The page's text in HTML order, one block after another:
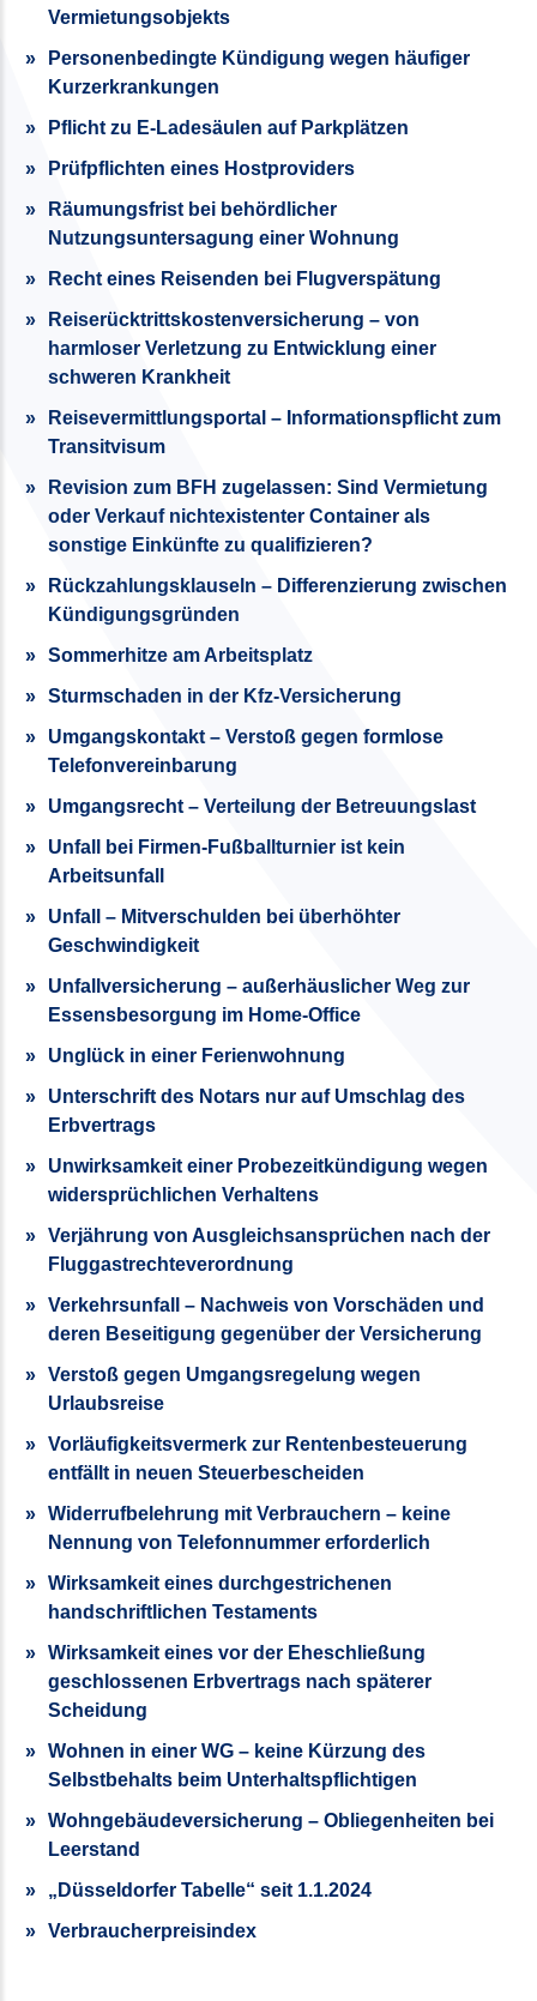
Vermietungsobjekts
Personenbedingte Kündigung wegen häufiger
Kurzerkrankungen
Pflicht zu E-Ladesäulen auf Parkplätzen
Prüfpflichten eines Hostproviders
Räumungsfrist bei behördlicher
Nutzungsuntersagung einer Wohnung
Recht eines Reisenden bei Flugverspätung
Reiserücktrittskostenversicherung – von
harmloser Verletzung zu Entwicklung einer
schweren Krankheit
Reisevermittlungsportal – Informationspflicht zum
Transitvisum
Revision zum BFH zugelassen: Sind Vermietung
oder Verkauf nichtexistenter Container als
sonstige Einkünfte zu qualifizieren?
Rückzahlungsklauseln – Differenzierung zwischen
Kündigungsgründen
Sommerhitze am Arbeitsplatz
Sturmschaden in der Kfz-Versicherung
Umgangskontakt – Verstoß gegen formlose
Telefonvereinbarung
Umgangsrecht – Verteilung der Betreuungslast
Unfall bei Firmen-Fußballturnier ist kein
Arbeitsunfall
Unfall – Mitverschulden bei überhöhter
Geschwindigkeit
Unfallversicherung – außerhäuslicher Weg zur
Essensbesorgung im Home-Office
Unglück in einer Ferienwohnung
Unterschrift des Notars nur auf Umschlag des
Erbvertrags
Unwirksamkeit einer Probezeitkündigung wegen
widersprüchlichen Verhaltens
Verjährung von Ausgleichsansprüchen nach der
Fluggastrechteverordnung
Verkehrsunfall – Nachweis von Vorschäden und
deren Beseitigung gegenüber der Versicherung
Verstoß gegen Umgangsregelung wegen
Urlaubsreise
Vorläufigkeitsvermerk zur Rentenbesteuerung
entfällt in neuen Steuerbescheiden
Widerrufbelehrung mit Verbrauchern – keine
Nennung von Telefonnummer erforderlich
Wirksamkeit eines durchgestrichenen
handschriftlichen Testaments
Wirksamkeit eines vor der Eheschließung
geschlossenen Erbvertrags nach späterer
Scheidung
Wohnen in einer WG – keine Kürzung des
Selbstbehalts beim Unterhalts­pflichtigen
Wohngebäudeversicherung – Obliegenheiten bei
Leerstand
„Düsseldorfer Tabelle“ seit 1.1.2024
Verbraucherpreisindex